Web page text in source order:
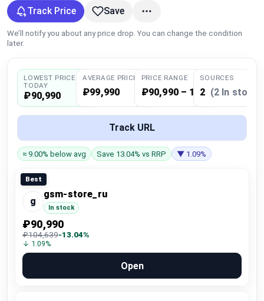
Compare
Plans & Pricing
Log in
Track Price Save
We’ll notify you about any price drop. You can change the condition
later.
LOWEST PRICE
TODAY
₽90,990
AVERAGE PRICE
₽99,990
PRICE RANGE
₽90,990 – 108,990
SOURCES
2 (2 In stock)
Track URL
≈ 9.00% below avg Save 13.04% vs RRP ▼ 1.09%
Best
g
gsm-store_ru
In stock
₽90,990
₽104,639-13.04%
↓ 1.09%
Open